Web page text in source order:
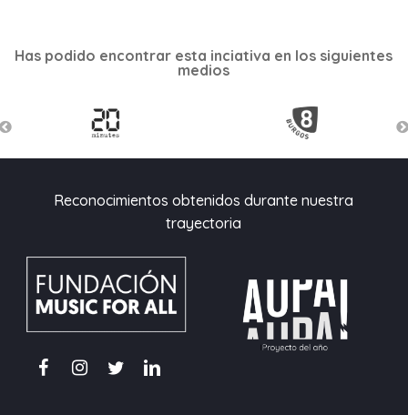
Has podido encontrar esta inciativa en los siguientes
medios
Reconocimientos obtenidos durante nuestra
trayectoria